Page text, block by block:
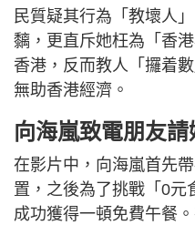
民質疑其行為「教壞人
黐，更直斥她枉為「香
香港，反而教人「攞着
無助香港經濟。
向海嵐致電朋友請
在影片中，向海嵐首先
置，之後為了挑戰「0元
成功獲得一頓免費午餐